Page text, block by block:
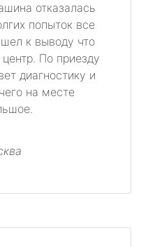
отказалась
попыток все
к выводу что
По приезду
диагностику и
на месте